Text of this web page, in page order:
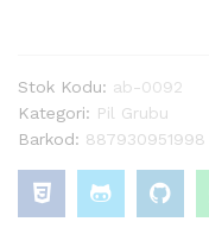
Stok Kodu: ab-0092
Kategori: Pil Grubu
Barkod: 887930951998